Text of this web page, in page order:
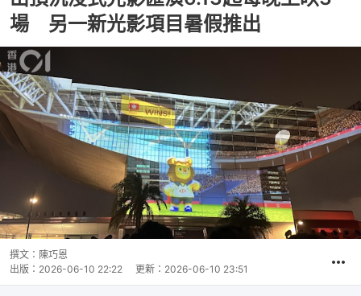
場 另一新光影項目暑假推出
撰文： 陳巧恩
出版： 2026-06-10 22:22 更新： 2026-06-10 23:51